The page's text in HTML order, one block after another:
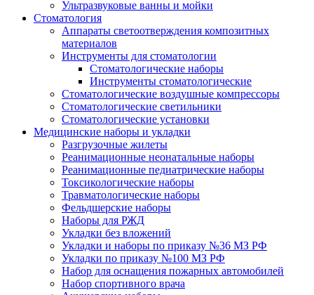
Ультразвуковые ванны и мойки
Стоматология
Аппараты светоотверждения композитных
материалов
Инструменты для стоматологии
Стоматологические наборы
Инструменты стоматологические
Стоматологические воздушные компрессоры
Стоматологические светильники
Стоматологические установки
Медицинские наборы и укладки
Разгрузочные жилеты
Реанимационные неонатальные наборы
Реанимационные педиатрические наборы
Токсикологические наборы
Травматологические наборы
Фельдшерские наборы
Наборы для РЖД
Укладки без вложений
Укладки и наборы по приказу №36 МЗ РФ
Укладки по приказу №100 МЗ РФ
Набор для оснащения пожарных автомобилей
Набор спортивного врача